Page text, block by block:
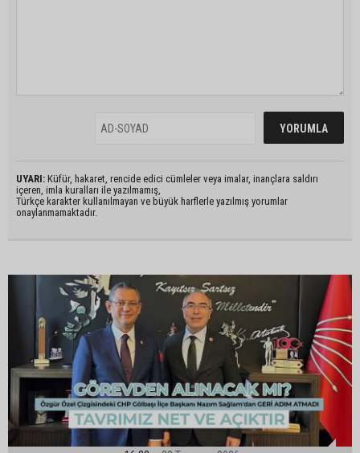
UYARI: Küfür, hakaret, rencide edici cümleler veya imalar, inançlara saldırı
içeren, imla kuralları ile yazılmamış,
Türkçe karakter kullanılmayan ve büyük harflerle yazılmış yorumlar
onaylanmamaktadır.